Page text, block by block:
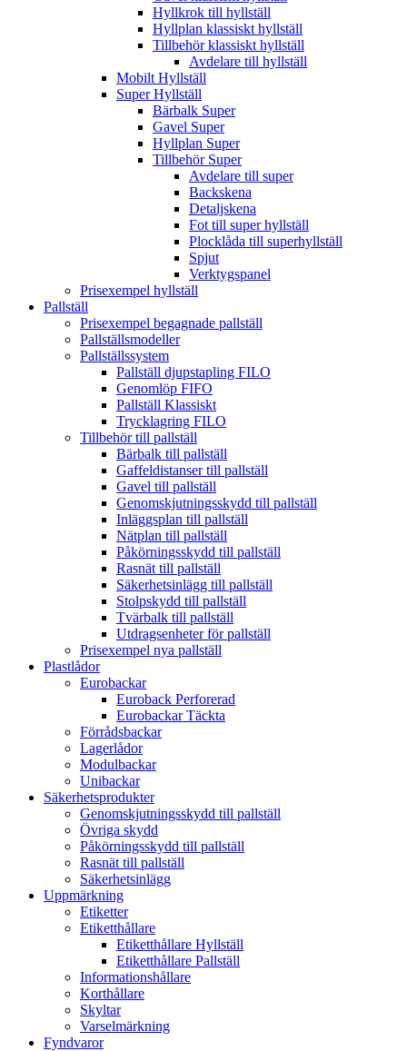
Hyllkrok till hyllställ
Hyllplan klassiskt hyllställ
Tillbehör klassiskt hyllställ
Avdelare till hyllställ
Mobilt Hyllställ
Super Hyllställ
Bärbalk Super
Gavel Super
Hyllplan Super
Tillbehör Super
Avdelare till super
Backskena
Detaljskena
Fot till super hyllställ
Plocklåda till superhyllställ
Spjut
Verktygspanel
Prisexempel hyllställ
Pallställ
Prisexempel begagnade pallställ
Pallställsmodeller
Pallställssystem
Pallställ djupstapling FILO
Genomlöp FIFO
Pallställ Klassiskt
Trycklagring FILO
Tillbehör till pallställ
Bärbalk till pallställ
Gaffeldistanser till pallställ
Gavel till pallställ
Genomskjutningsskydd till pallställ
Inläggsplan till pallställ
Nätplan till pallställ
Påkörningsskydd till pallställ
Rasnät till pallställ
Säkerhetsinlägg till pallställ
Stolpskydd till pallställ
Tvärbalk till pallställ
Utdragsenheter för pallställ
Prisexempel nya pallställ
Plastlådor
Eurobackar
Euroback Perforerad
Eurobackar Täckta
Förrådsbackar
Lagerlådor
Modulbackar
Unibackar
Säkerhetsprodukter
Genomskjutningsskydd till pallställ
Övriga skydd
Påkörningsskydd till pallställ
Rasnät till pallställ
Säkerhetsinlägg
Uppmärkning
Etiketter
Etiketthållare
Etiketthållare Hyllställ
Etiketthållare Pallställ
Informationshållare
Korthållare
Skyltar
Varselmärkning
Fyndvaror